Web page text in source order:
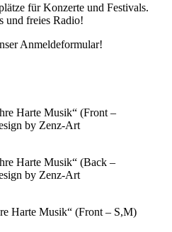
für Konzerte und Festivals.
und freies Radio!
Anmeldeformular!
Harte Musik“ (Front –
by Zenz-Art
Harte Musik“ (Back –
by Zenz-Art
Harte Musik“ (Front – S,M)